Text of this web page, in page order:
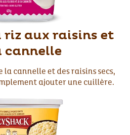
riz aux raisins et
cannelle
la cannelle et des raisins secs,
ajouter une cuillère.